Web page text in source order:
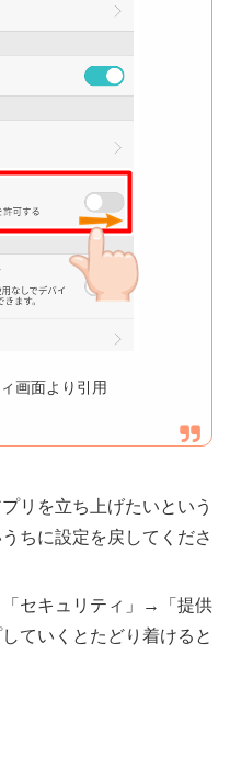
画面より引用
リを立ち上げたいという
ちに設定を戻してくださ
セキュリティ」→「提供
ていくとたどり着けると